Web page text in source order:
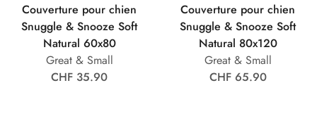
Couverture pour chien
Snuggle & Snooze Soft
Natural 60x80
Great & Small
CHF 35.90
Couverture pour chien
Snuggle & Snooze Soft
Natural 80x120
Great & Small
CHF 65.90